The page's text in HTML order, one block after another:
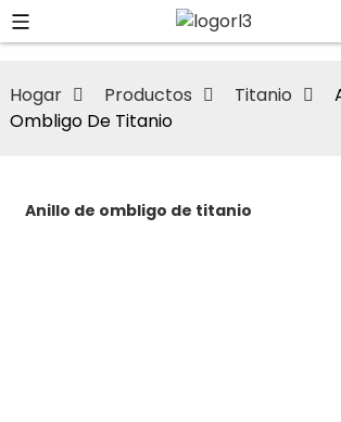
Hogar Productos Titanio
Ombligo De Titanio
Anillo de ombligo de titanio